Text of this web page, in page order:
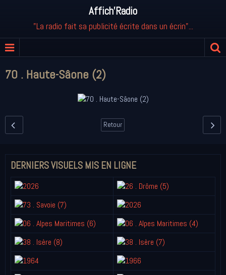
Affich'Radio
"La radio fait sa publicité écrite dans un écrin"...
70 . Haute-Sâone (2)
Retour
DERNIERS VISUELS MIS EN LIGNE